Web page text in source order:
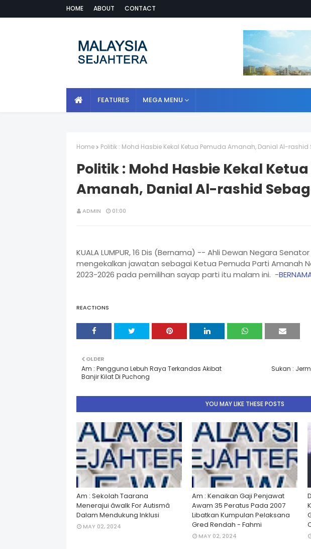
HOME ABOUT CONTACT
FEATURES MEGA MENU
Home Politik : Mohd Hasbie Kekal Ketua Pemuda Amanah, Danial Al-
Politik : Mohd Hasbie Kekal
Amanah, Danial Al-rashid
ADMIN 01:00
KUALA LUMPUR, 16 Dis (Bernama) -- Ahli Dewan Negara
mengekalkan jawatan sebagai Ketua Pemuda Parti Amanah
2023-2026 pada pemilihan sayap parti itu malam ini. -
REACTIONS
Sukan :
OLDER
Am : Pengguna Lebuh Raya Terkandas Akibat
Banjir Kilat Di Puchong
YOU MAY LIKE THESE POSTS
Am : Sekolah Taarana
Menerajui âwalk For Autismâ
Dalam Mendukung Inklusi
MAY 02, 2024
Am : Kenaikan Gaji Penjawat
Awam 35 Peratus Pada 2007
Libatkan Kumpulan Pelaksana
Gred Rendah - Fahmi
MAY 02, 2024